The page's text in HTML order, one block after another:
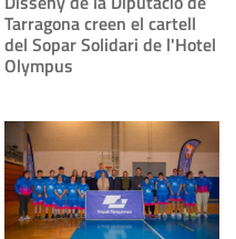
Tarragona creen el cartell
del Sopar Solidari de l'Hotel
Olympus